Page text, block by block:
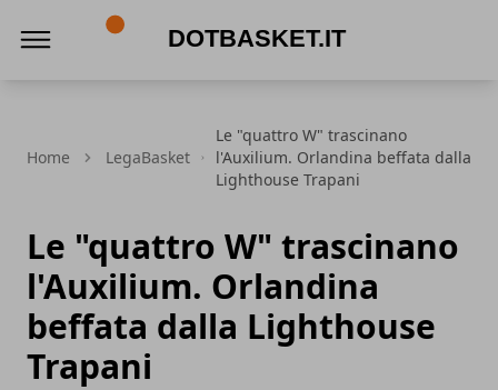
Home LegaBasket
Le "quattro W" trascinano
l'Auxilium. Orlandina beffata dalla
Lighthouse Trapani
Le "quattro W" trascinano
l'Auxilium. Orlandina
beffata dalla Lighthouse
Trapani